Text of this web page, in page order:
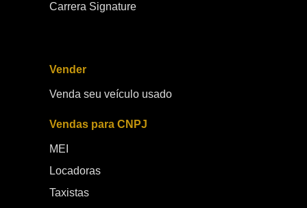
Carrera Signature
Vender
Venda seu veículo usado
Vendas para CNPJ
MEI
Locadoras
Taxistas